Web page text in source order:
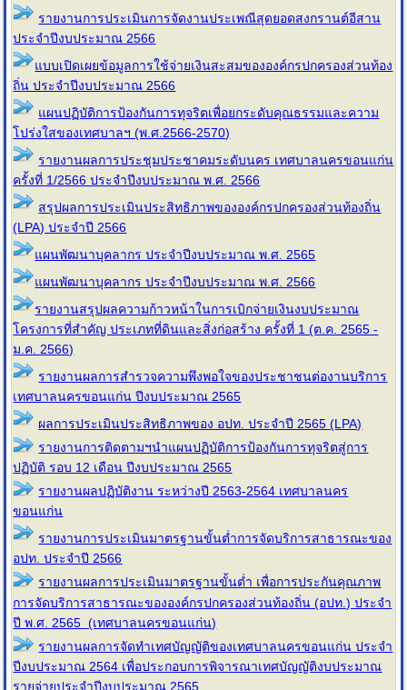
รายงานการประเมินการจัดงานประเพณีสุดยอดสงกรานต์อีสาน
ประจำปีงบประมาณ 2566
แบบเปิดเผยข้อมูลการใช้จ่ายเงินสะสมขององค์กรปกครองส่วนท้อง
ถิ่น ประจำปีงบประมาณ 2566
แผนปฏิบัติการป้องกันการทุจริตเพื่อยกระดับคุณธรรมและความ
โปร่งใสของเทศบาลฯ (พ.ศ.2566-2570)
รายงานผลการประชุมประชาคมระดับนคร เทศบาลนครขอนแก่น
ครั้งที่ 1/2566 ประจำปีงบประมาณ พ.ศ. 2566
สรุปผลการประเมินประสิทธิภาพขององค์กรปกครองส่วนท้องถิ่น
(LPA) ประจำปี 2566
แผนพัฒนาบุคลากร ประจำปีงบประมาณ พ.ศ. 2565
แผนพัฒนาบุคลากร ประจำปีงบประมาณ พ.ศ. 2566
รายงานสรุปผลความก้าวหน้าในการเบิกจ่ายเงินงบประมาณ
โครงการที่สำคัญ ประเภทที่ดินและสิ่งก่อสร้าง ครั้งที่ 1 (ต.ค. 2565 -
ม.ค. 2566)
รายงานผลการสำรวจความพึงพอใจของประชาชนต่องานบริการ
เทศบาลนครขอนแก่น ปีงบประมาณ 2565
ผลการประเมินประสิทธิภาพของ อปท. ประจำปี 2565 (LPA)
รายงานการติดตามฯนำแผนปฏิบัติการป้องกันการทุจริตสู่การ
ปฏิบัติ รอบ 12 เดือน ปีงบประมาณ 2565
รายงานผลปฏิบัติงาน ระหว่างปี 2563-2564 เทศบาลนคร
ขอนแก่น
รายงานการประเมินมาตรฐานขั้นต่ำการจัดบริการสาธารณะของ
อปท. ประจำปี 2566
รายงานผลการประเมินมาตรฐานขั้นต่ำ เพื่อการประกันคุณภาพ
การจัดบริการสาธารณะขององค์กรปกครองส่วนท้องถิ่น (อปท.) ประจำ
ปี พ.ศ. 2565 (เทศบาลนครขอนแก่น)
รายงานผลการจัดทำเทศบัญญัติของเทศบาลนครขอนแก่น ประจำ
ปีงบประมาณ 2564 เพื่อประกอบการพิจารณาเทศบัญญัติงบประมาณ
รายจ่ายประจำปีงบประมาณ 2565